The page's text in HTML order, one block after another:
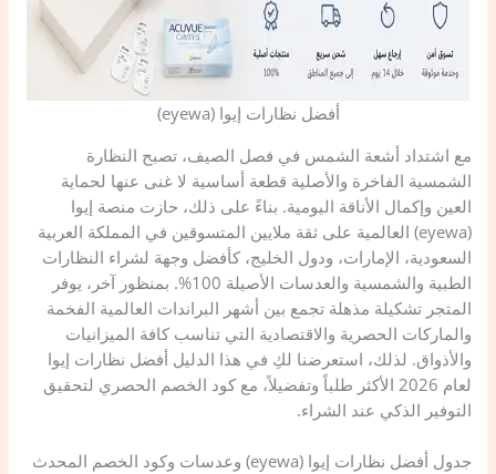
​أفضل نظارات إيوا (eyewa)
​مع اشتداد أشعة الشمس في فصل الصيف، تصبح النظارة
الشمسية الفاخرة والأصلية قطعة أساسية لا غنى عنها لحماية
العين وإكمال الأناقة اليومية. بناءً على ذلك، حازت منصة إيوا
(eyewa) العالمية على ثقة ملايين المتسوقين في المملكة العربية
السعودية، الإمارات، ودول الخليج، كأفضل وجهة لشراء النظارات
الطبية والشمسية والعدسات الأصيلة 100%. بمنظور آخر، يوفر
المتجر تشكيلة مذهلة تجمع بين أشهر البراندات العالمية الفخمة
والماركات الحصرية والاقتصادية التي تناسب كافة الميزانيات
والأذواق. لذلك، استعرضنا لكِ في هذا الدليل أفضل نظارات إيوا
لعام 2026 الأكثر طلباً وتفضيلاً، مع كود الخصم الحصري لتحقيق
التوفير الذكي عند الشراء.
​جدول ​أفضل نظارات إيوا (eyewa) وعدسات وكود الخصم المحدث